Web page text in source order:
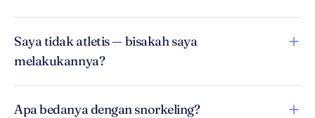
Saya tidak atletis — bisakah saya
melakukannya?
Apa bedanya dengan snorkeling?